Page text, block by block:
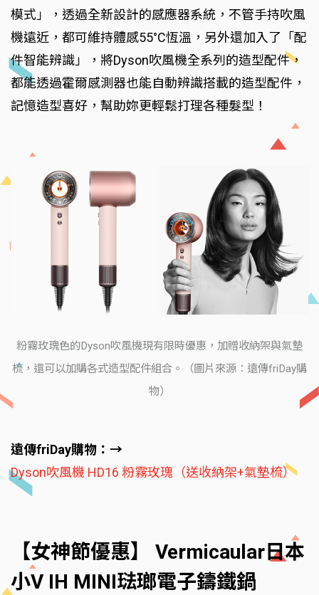
模式」，透過全新設計的感應器系統，不管手持吹風
機遠近，都可維持體感55°C恆溫，另外還加入了「配
件智能辨識」，將Dyson吹風機全系列的造型配件，
都能透過霍爾感測器也能自動辨識搭載的造型配件，
記憶造型喜好，幫助妳更輕鬆打理各種髮型！
粉霧玫瑰色的Dyson吹風機現有限時優惠，加贈收納架與氣墊
梳，還可以加購各式造型配件組合。（圖片來源：遠傳friDay購
物）
遠傳friDay購物：→
Dyson吹風機 HD16 粉霧玫瑰（送收納架+氣墊梳）
【女神節優惠】 Vermicaular日本
小V IH MINI琺瑯電子鑄鐵鍋